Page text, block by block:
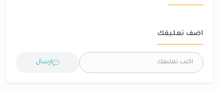
اضف تعليقك
ارسال